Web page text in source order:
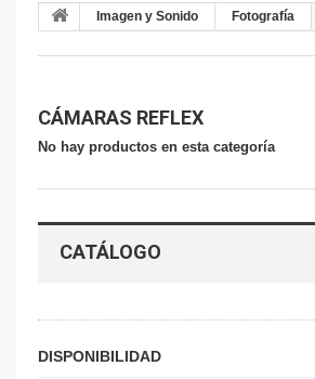
Imagen y Sonido Fotografía
CÁMARAS REFLEX
No hay productos en esta categoría
CATÁLOGO
DISPONIBILIDAD